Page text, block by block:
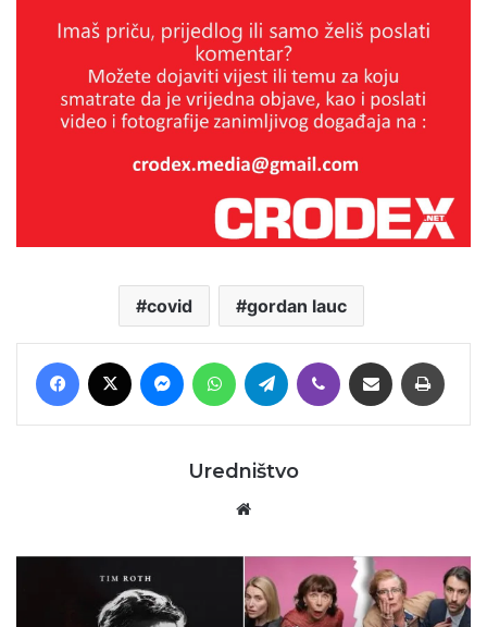
covid gordan lauc
Facebook MessengerWhatsAppTelegram Viber Podijeli putem E-maila
Uredništvo